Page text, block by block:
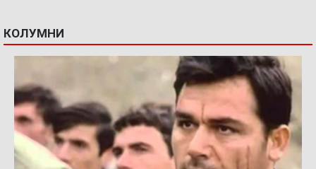
КОЛУМНИ